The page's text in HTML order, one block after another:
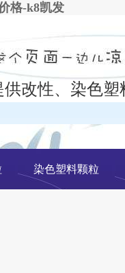
格-k8凯发
供改性、染色
染色塑料颗粒